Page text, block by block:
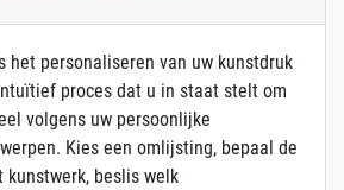
het personaliseren van uw kunstdruk
proces dat u in staat stelt om
volgens uw persoonlijke
Kies een omlijsting, bepaal de
beslis welk